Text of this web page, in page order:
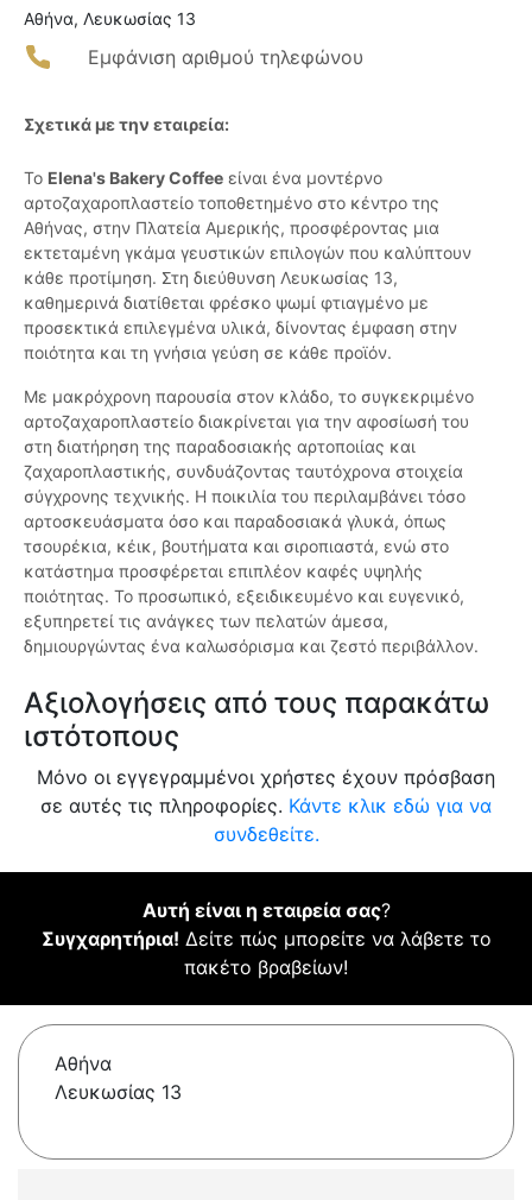
Αθήνα, Λευκωσίας 13
Εμφάνιση αριθμού τηλεφώνου
Σχετικά με την εταιρεία:
Το Elena's Bakery Coffee είναι ένα μοντέρνο
αρτοζαχαροπλαστείο τοποθετημένο στο κέντρο της
Αθήνας, στην Πλατεία Αμερικής, προσφέροντας μια
εκτεταμένη γκάμα γευστικών επιλογών που καλύπτουν
κάθε προτίμηση. Στη διεύθυνση Λευκωσίας 13,
καθημερινά διατίθεται φρέσκο ψωμί φτιαγμένο με
προσεκτικά επιλεγμένα υλικά, δίνοντας έμφαση στην
ποιότητα και τη γνήσια γεύση σε κάθε προϊόν.
Με μακρόχρονη παρουσία στον κλάδο, το συγκεκριμένο
αρτοζαχαροπλαστείο διακρίνεται για την αφοσίωσή του
στη διατήρηση της παραδοσιακής αρτοποιίας και
ζαχαροπλαστικής, συνδυάζοντας ταυτόχρονα στοιχεία
σύγχρονης τεχνικής. Η ποικιλία του περιλαμβάνει τόσο
αρτοσκευάσματα όσο και παραδοσιακά γλυκά, όπως
τσουρέκια, κέικ, βουτήματα και σιροπιαστά, ενώ στο
κατάστημα προσφέρεται επιπλέον καφές υψηλής
ποιότητας. Το προσωπικό, εξειδικευμένο και ευγενικό,
εξυπηρετεί τις ανάγκες των πελατών άμεσα,
δημιουργώντας ένα καλωσόρισμα και ζεστό περιβάλλον.
Αξιολογήσεις από τους παρακάτω
ιστότοπους
Μόνο οι εγγεγραμμένοι χρήστες έχουν πρόσβαση
σε αυτές τις πληροφορίες. Κάντε κλικ εδώ για να
συνδεθείτε.
Αυτή είναι η εταιρεία σας?
Συγχαρητήρια! Δείτε πώς μπορείτε να λάβετε το
πακέτο βραβείων!
Αθήνα
Λευκωσίας 13